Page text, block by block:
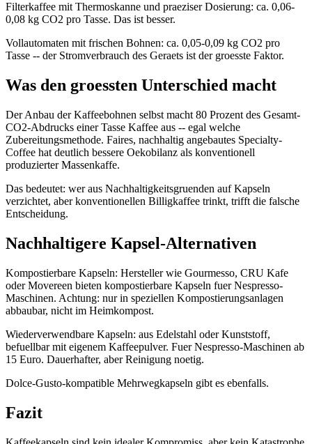
Filterkaffee mit Thermoskanne und praeziser Dosierung: ca. 0,06-
0,08 kg CO2 pro Tasse. Das ist besser.
Vollautomaten mit frischen Bohnen: ca. 0,05-0,09 kg CO2 pro
Tasse -- der Stromverbrauch des Geraets ist der groesste Faktor.
Was den groessten Unterschied macht
Der Anbau der Kaffeebohnen selbst macht 80 Prozent des Gesamt-
CO2-Abdrucks einer Tasse Kaffee aus -- egal welche
Zubereitungsmethode. Faires, nachhaltig angebautes Specialty-
Coffee hat deutlich bessere Oekobilanz als konventionell
produzierter Massenkaffe.
Das bedeutet: wer aus Nachhaltigkeitsgruenden auf Kapseln
verzichtet, aber konventionellen Billigkaffee trinkt, trifft die falsche
Entscheidung.
Nachhaltigere Kapsel-Alternativen
Kompostierbare Kapseln: Hersteller wie Gourmesso, CRU Kafe
oder Movereen bieten kompostierbare Kapseln fuer Nespresso-
Maschinen. Achtung: nur in speziellen Kompostierungsanlagen
abbaubar, nicht im Heimkompost.
Wiederverwendbare Kapseln: aus Edelstahl oder Kunststoff,
befuellbar mit eigenem Kaffeepulver. Fuer Nespresso-Maschinen ab
15 Euro. Dauerhafter, aber Reinigung noetig.
Dolce-Gusto-kompatible Mehrwegkapseln gibt es ebenfalls.
Fazit